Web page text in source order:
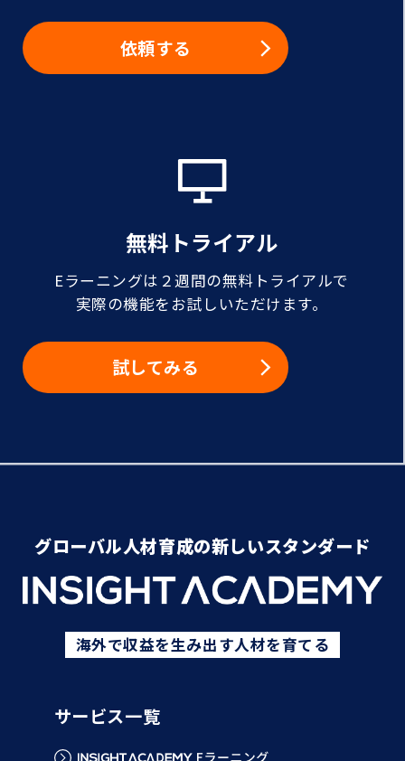
依頼する
無料トライアル
Eラーニングは２週間の無料トライアルで
実際の機能をお試しいただけます。
試してみる
グローバル人材育成の新しいスタンダード
海外で収益を生み出す人材を育てる
サービス一覧